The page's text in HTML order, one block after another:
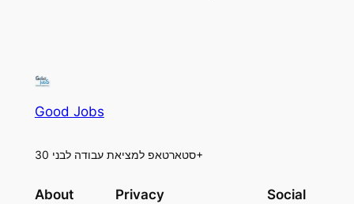
Good Jobs
סטארטאפ למציאת עבודה לבני 30+
About Privacy Social